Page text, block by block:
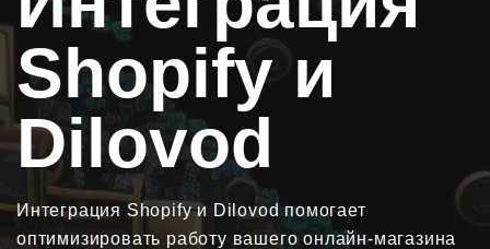
Shopify и
Dilovod
Интеграция Shopify и Dilovod помогает
оптимизировать работу вашего онлайн-магазина